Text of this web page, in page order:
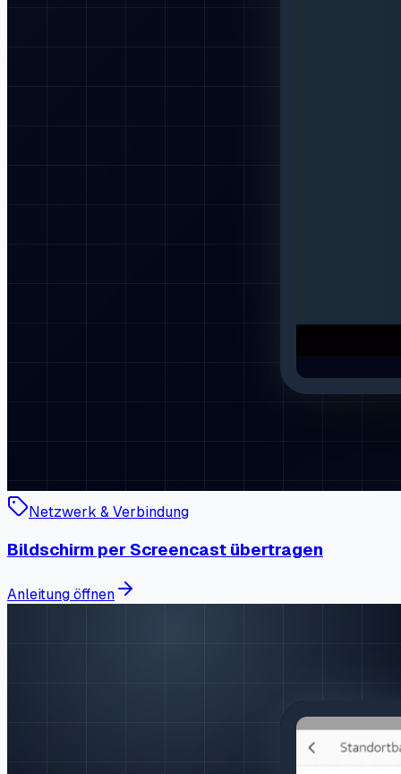
Netzwerk & Verbindung
Bildschirm per Screencast übertragen
Anleitung öffnen